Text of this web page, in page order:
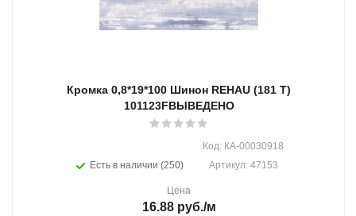
Кромка 0,8*19*100 Шинон REHAU (181 Т)
101123FВЫВЕДЕНО
Есть в наличии (250)
Код: КА-00030918
Артикул: 47153
Цена
16.88руб./м